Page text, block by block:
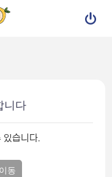
니다
있습니다.
동